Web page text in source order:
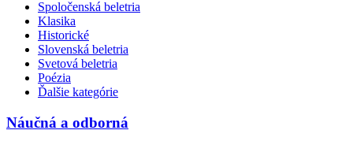
Spoločenská beletria
Klasika
Historické
Slovenská beletria
Svetová beletria
Poézia
Ďalšie kategórie
Náučná a odborná